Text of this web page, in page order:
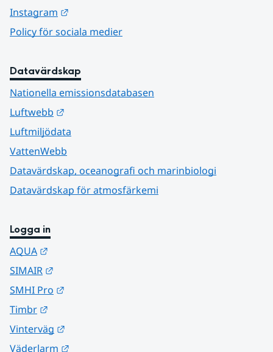
Instagram
Policy för sociala medier
Datavärdskap
Nationella emissionsdatabasen
Luftwebb
Luftmiljödata
VattenWebb
Datavärdskap, oceanografi och marinbiologi
Datavärdskap för atmosfärkemi
Logga in
AQUA
SIMAIR
SMHI Pro
Timbr
Vinterväg
Väderlarm